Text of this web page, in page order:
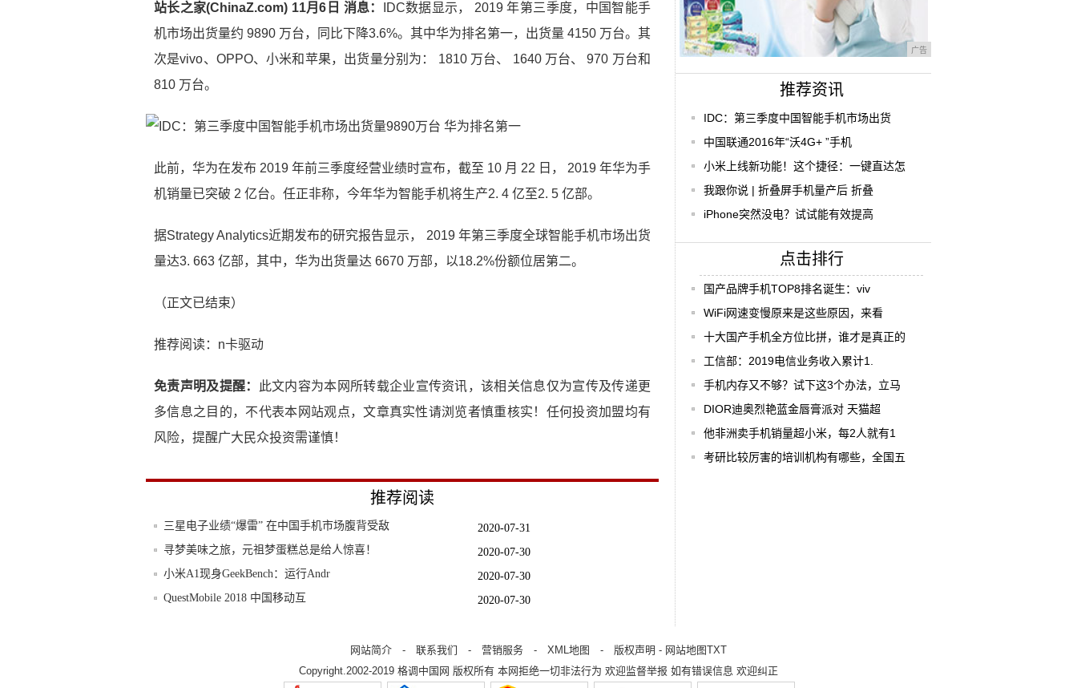
站长之家(ChinaZ.com) 11月6日 消息：
IDC数据显示， 2019 年第三季度，中国智能手
机市场出货量约 9890 万台，同比下降3.6%。其中华为排名第一，出货量 4150 万台。其
次是vivo、OPPO、小米和苹果，出货量分别为： 1810 万台、 1640 万台、 970 万台和
810 万台。
此前，华为在发布 2019 年前三季度经营业绩时宣布，截至 10 月 22 日， 2019 年华为手
机销量已突破 2 亿台。任正非称，今年华为智能手机将生产2. 4 亿至2. 5 亿部。
据Strategy Analytics近期发布的研究报告显示， 2019 年第三季度全球智能手机市场出货
量达3. 663 亿部，其中，华为出货量达 6670 万部，以18.2%份额位居第二。
（正文已结束）
推荐阅读： n卡驱动
免责声明及提醒：
此文内容为本网所转载企业宣传资讯，该相关信息仅为宣传及传递更
多信息之目的，不代表本网站观点，文章真实性请浏览者慎重核实！任何投资加盟均有
风险，提醒广大民众投资需谨慎！
推荐阅读
2020-07-31
三星电子业绩“爆雷” 在中国手机市场腹背受敌
2020-07-30
寻梦美味之旅，元祖梦蛋糕总是给人惊喜！
2020-07-30
小米A1现身GeekBench：运行Andr
2020-07-30
QuestMobile 2018 中国移动互
2020-07-31
国产又一双屏手机来了：骁龙625卖2999元
广告
推荐资讯
IDC：第三季度中国智能手机市场出货
中国联通2016年“沃4G+ ”手机
小米上线新功能！这个捷径：一键直达怎
我跟你说 | 折叠屏手机量产后 折叠
iPhone突然没电？试试能有效提高
点击排行
国产品牌手机TOP8排名诞生：viv
WiFi网速变慢原来是这些原因，来看
十大国产手机全方位比拼，谁才是真正的
工信部：2019电信业务收入累计1.
手机内存又不够？试下这3个办法，立马
DIOR迪奥烈艳蓝金唇膏派对 天猫超
他非洲卖手机销量超小米，每2人就有1
考研比较厉害的培训机构有哪些，全国五
网站简介 - 联系我们 - 营销服务 - XML地图 - 版权声明 - 网站地图TXT
Copyright.2002-2019 格调中国网 版权所有 本网拒绝一切非法行为 欢迎监督举报 如有错误信息 欢迎纠正